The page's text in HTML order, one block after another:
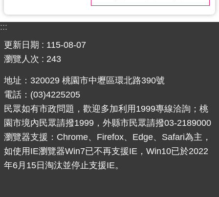
連
政
府
資
訊
公
開
回
首
頁
:::
更新日期
115-08-07
瀏覽人次
243
地址：320029 桃園市中壢區環北路390號
電話：(03)4225205
民眾如有市政問題，歡迎多加利用1999專線洽詢；桃
園市境內民眾請撥1999，外縣市民眾請撥03-2189000
瀏覽器支援：Chrome、Firefox、Edge、Safari為主，
如使用IE瀏覽器Win7已不再支援IE，Win10已於2022
年6月15日淘汰並停止支援IE。